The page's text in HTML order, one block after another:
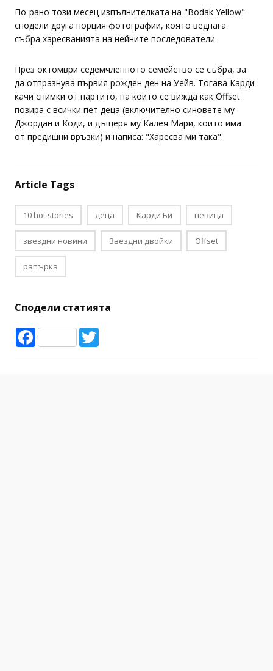
По-рано този месец изпълнителката на "Bodak Yellow"
сподели друга порция фотографии, която веднага
събра харесванията на нейните последователи.
През октомври седемчленното семейство се събра, за
да отпразнува първия рожден ден на Уейв. Тогава Карди
качи снимки от партито, на които се вижда как Offset
позира с всички пет деца (включително синовете му
Джордан и Коди, и дъщеря му Калея Мари, които има
от предишни връзки) и написа: "Харесва ми така".
Article Tags
10 hot stories деца Карди Би певица
звездни новини Звездни двойки Offset
рапърка
Сподели статията
Facebook